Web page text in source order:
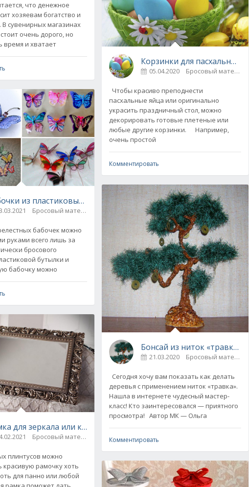
руками
идей 6
что денежное
хозяевам богатство и
В сувенирных магазинах
очень дорого, но
время и хватает
из пластиковых бутылок своими руками
Бросовый материал / Декупаж 4
бабочек можно
руками всего лишь за
бросового
бутылки и
бабочку можно
для зеркала или картины из потолочного плинтуса
Бросовый материал / Идеи для дома
плинтусов можно
красивую рамочку хоть
для панно или любой
Корзинки для пасхальных
05.04.2020
Чтобы красиво преподнести
пасхальные яйца или оригинально
украсить праздничный стол, можно
декорировать готовые плетеные или
любые другие корзинки. Например,
очень простой
Комментировать
21.03.2020 Бросовый материал
Сегодня хочу вам показать как делать
деревья с применением ниток «травка».
Нашла в интернете чудесный мастер-
класс! Кто заинтересовался — приятного
просмотра! Автор МК — Ольга
Комментировать